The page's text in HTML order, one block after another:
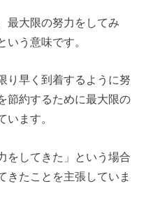
最大限の努力をしてみ
いう意味です。
り早く到着するように努
節約するために最大限の
います。
をしてきた」という場合
きたことを主張していま